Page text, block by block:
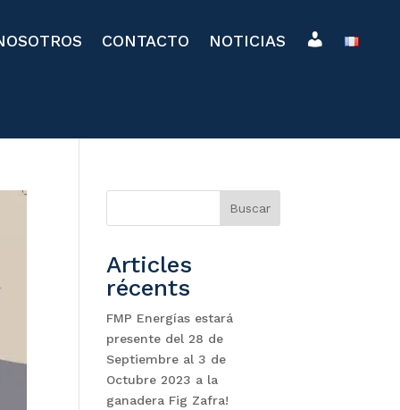
CONTACTO NOTICIAS
I
Buscar
Articles
récents
FMP Energías estará
presente del 28 de
Septiembre al 3 de
Octubre 2023 a la
ganadera Fig Zafra!